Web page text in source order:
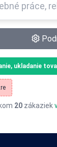
ukladanie
20 zákaziek